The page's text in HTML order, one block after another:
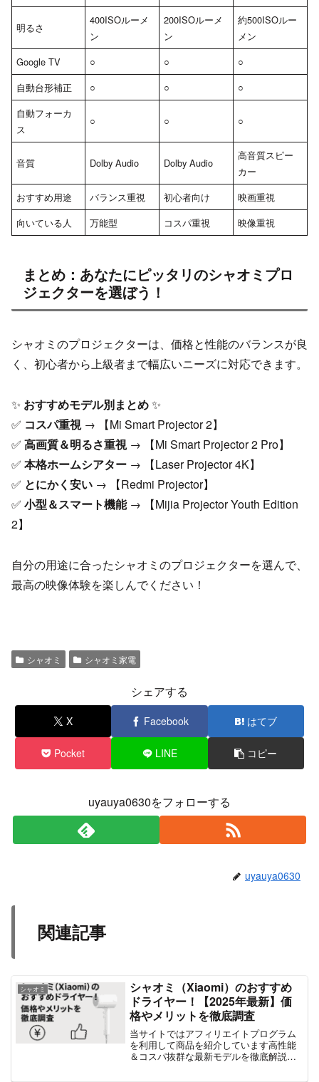
明るさ
400ISOルーメ
ン
200ISOルーメ
ン
約500ISOルー
メン
Google TV
○ ○
○
自動台形補正
○ ○
○
自動フォーカ
ス
○ ○ ○
音質 Dolby Audio Dolby Audio
高音質スピー
カー
おすすめ用途
バランス重視 初心者向け
映画重視
向いている人
万能型 コスパ重視 映像重視
まとめ：あなたにピッタリのシャオミプロ
ジェクターを選ぼう！
シャオミのプロジェクターは、価格と性能のバランスが良
く、初心者から上級者まで幅広いニーズに対応できます。
✨ おすすめモデル別まとめ✨
✅ コスパ重視→ 【Mi Smart Projector 2】
✅ 高画質＆明るさ重視→ 【Mi Smart Projector 2 Pro】
✅ 本格ホームシアター → 【Laser Projector 4K】
✅ とにかく安い → 【Redmi Projector】
✅ 小型＆スマート機能→ 【Mijia Projector Youth Edition
2】
自分の用途に合ったシャオミのプロジェクターを選んで、
最高の映像体験を楽しんでください！
シャオミ シャオミ家電
シェアする
X Facebook はてブ
Pocket LINE コピー
uyauya0630をフォローする
uyauya0630
関連記事
シャオミ
シャオミ（Xiaomi）のおすすめ
ドライヤー！【2025年最新】価
格やメリットを徹底調査
当サイトではアフィリエイトプログラム
を利用して商品を紹介しています高性能
＆コスパ抜群な最新モデルを徹底解説！